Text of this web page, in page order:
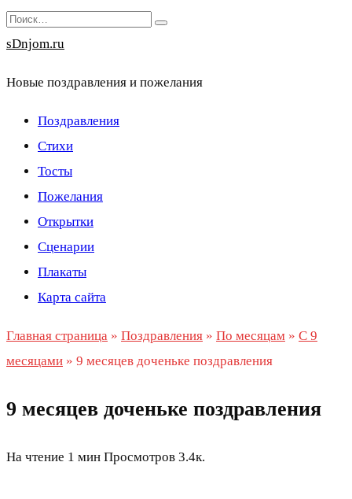
Перейти
к
Search
for:
sDnjom.ru
Новые поздравления и пожелания
Поздравления
Стихи
Тосты
Пожелания
Открытки
Сценарии
Плакаты
Карта сайта
Главная страница » Поздравления » По месяцам » С 9
месяцами » 9 месяцев доченьке поздравления
9 месяцев доченьке поздравления
На чтение 1 мин Просмотров 3.4к.